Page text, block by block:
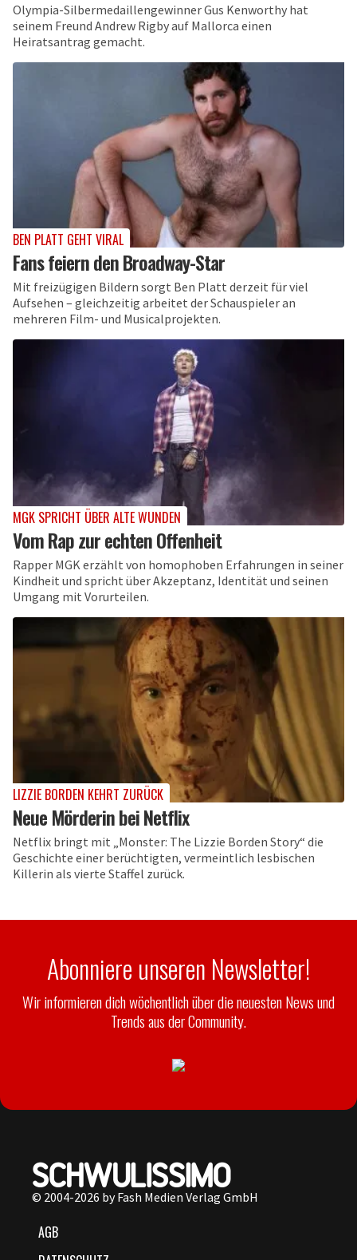
Olympia-Silbermedaillengewinner Gus Kenworthy hat
seinem Freund Andrew Rigby auf Mallorca einen
Heiratsantrag gemacht.
BEN PLATT GEHT VIRAL
Fans feiern den Broadway-Star
Mit freizügigen Bildern sorgt Ben Platt derzeit für viel
Aufsehen – gleichzeitig arbeitet der Schauspieler an
mehreren Film- und Musicalprojekten.
MGK SPRICHT ÜBER ALTE WUNDEN
Vom Rap zur echten Offenheit
Rapper MGK erzählt von homophoben Erfahrungen in seiner
Kindheit und spricht über Akzeptanz, Identität und seinen
Umgang mit Vorurteilen.
LIZZIE BORDEN KEHRT ZURÜCK
Neue Mörderin bei Netflix
Netflix bringt mit „Monster: The Lizzie Borden Story“ die
Geschichte einer berüchtigten, vermeintlich lesbischen
Killerin als vierte Staffel zurück.
Abonniere unseren Newsletter!
Wir informieren dich wöchentlich über die neuesten News und
Trends aus der Community.
© 2004-2026 by Fash Medien Verlag GmbH
AGB